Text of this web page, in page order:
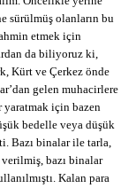
sürülmüş olanların bu
etmek için
da biliyoruz ki,
Kürt ve Çerkez önde
gelen muhacirlere
yaratmak için bazen
bedelle veya düşük
Bazı binalar ile tarla,
bazı binalar
Kalan para